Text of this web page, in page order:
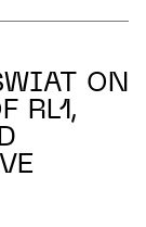
ON
RL1,